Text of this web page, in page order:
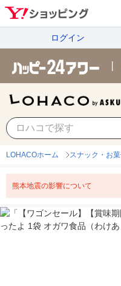
ログイン
LOHACOホーム スナック・お
熊本地震の影響について